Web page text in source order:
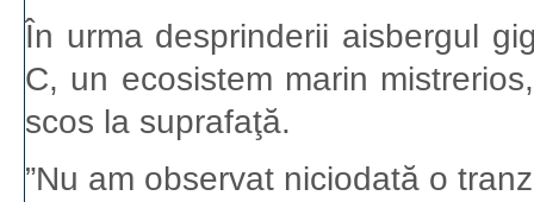
În urma desprinderii aisbergul
C, un ecosistem marin
scos la suprafaţă.
”Nu am observat niciodată o